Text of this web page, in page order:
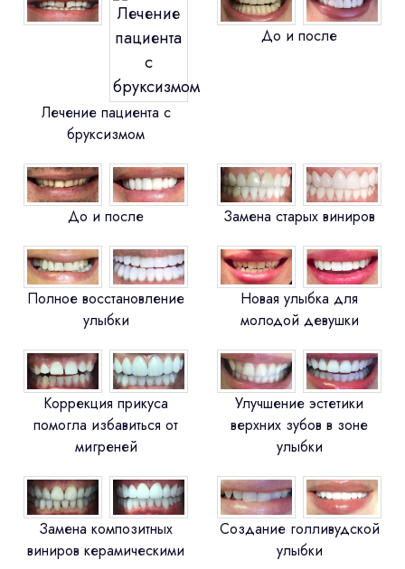
Лечение пациента с
бруксизмом
До и после
До и после Замена старых виниров
Полное восстановление
улыбки
Новая улыбка для
молодой девушки
Коррекция прикуса
помогла избавиться от
мигреней
Улучшение эстетики
верхних зубов в зоне
улыбки
Замена композитных
виниров керамическими
Создание голливудской
улыбки